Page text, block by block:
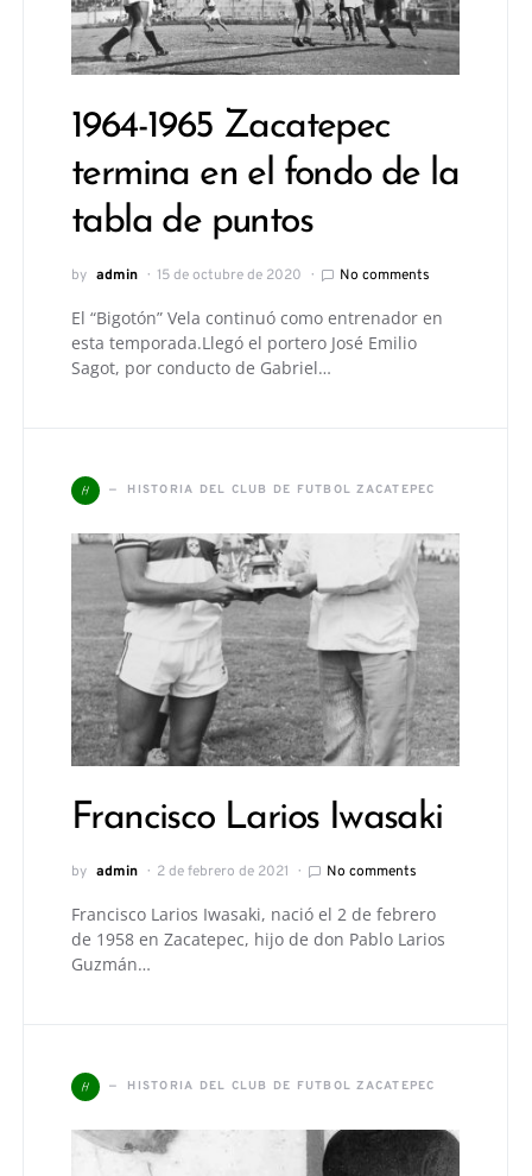
1964-1965 Zacatepec
termina en el fondo de la
tabla de puntos
by admin 15 de octubre de 2020 No comments
El “Bigotón” Vela continuó como entrenador en
esta temporada.Llegó el portero José Emilio
Sagot, por conducto de Gabriel…
H HISTORIA DEL CLUB DE FUTBOL ZACATEPEC
Francisco Larios Iwasaki
by admin 2 de febrero de 2021 No comments
Francisco Larios Iwasaki, nació el 2 de febrero
de 1958 en Zacatepec, hijo de don Pablo Larios
Guzmán…
H HISTORIA DEL CLUB DE FUTBOL ZACATEPEC